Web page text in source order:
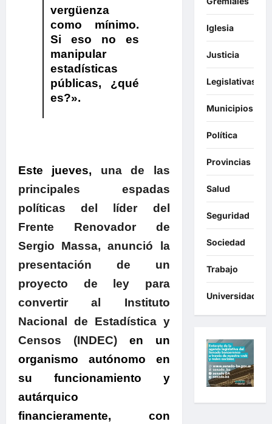
vergüenza
como mínimo.
Si eso no es
manipular
estadísticas
públicas, ¿qué
es?».
Este jueves, una de las
principales espadas
políticas del líder del
Frente Renovador de
Sergio Massa, anunció la
presentación de un
proyecto de ley para
convertir al Instituto
Nacional de Estadística y
Censos (INDEC)en un
organismo autónomo en
su funcionamiento y
autárquico
financieramente, con
Iglesia
Justicia
Legislativas
Municipios
Política
Provincias
Salud
Seguridad
Sociedad
Trabajo
Universidades